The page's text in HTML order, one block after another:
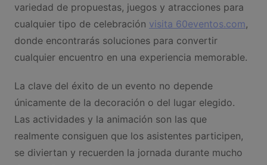
variedad de propuestas, juegos y atracciones para
cualquier tipo de celebración visita 60eventos.com,
donde encontrarás soluciones para convertir
cualquier encuentro en una experiencia memorable.
La clave del éxito de un evento no depende
únicamente de la decoración o del lugar elegido.
Las actividades y la animación son las que
realmente consiguen que los asistentes participen,
se diviertan y recuerden la jornada durante mucho